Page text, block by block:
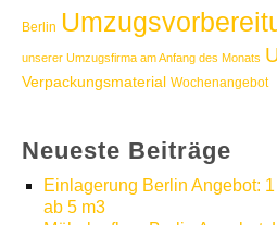
Berlin
unserer Umzugsfirma am Anfang des Monats
Verpackungsmaterial Wochenangebot
Neueste Beiträge
Einlagerung Berlin Angebot:
ab 5 m3